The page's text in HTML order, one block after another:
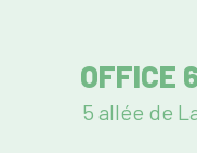
OFFICE
5 allée de